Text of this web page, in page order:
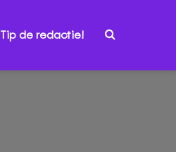
Tip de redactie!